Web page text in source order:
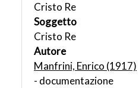
Cristo Re
Soggetto
Cristo Re
Autore
Manfrini, Enrico (1917)
- documentazione